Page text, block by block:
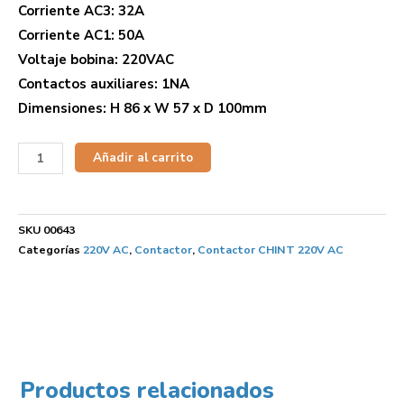
Corriente AC3: 32A
Corriente AC1: 50A
Voltaje bobina: 220VAC
Contactos auxiliares: 1NA
Dimensiones: H 86 x W 57 x D 100mm
Añadir al carrito
SKU 00643
Categorías 220V AC, Contactor, Contactor CHINT 220V AC
Productos relacionados